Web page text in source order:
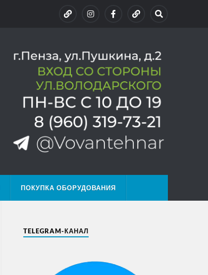
ПОКУПКА ОБОРУДОВАНИЯ
TELEGRAM-КАНАЛ